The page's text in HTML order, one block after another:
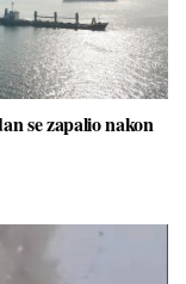
se zapalio nakon